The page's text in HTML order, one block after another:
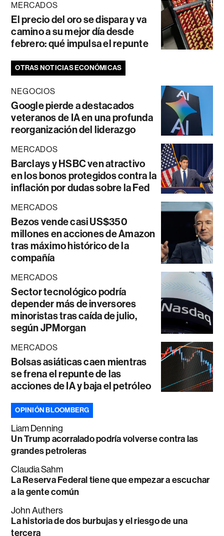
MERCADOS
El precio del oro se dispara y va
camino a su mejor día desde
febrero: qué impulsa el repunte
OTRAS NOTICIAS ECONÓMICAS
NEGOCIOS
Google pierde a destacados
veteranos de IA en una profunda
reorganización del liderazgo
MERCADOS
Barclays y HSBC ven atractivo
en los bonos protegidos contra la
inflación por dudas sobre la Fed
MERCADOS
Bezos vende casi US$350
millones en acciones de Amazon
tras máximo histórico de la
compañía
MERCADOS
Sector tecnológico podría
depender más de inversores
minoristas tras caída de julio,
según JPMorgan
MERCADOS
Bolsas asiáticas caen mientras
se frena el repunte de las
acciones de IA y baja el petróleo
OPINIÓN BLOOMBERG
Liam Denning
Un Trump acorralado podría volverse contra las
grandes petroleras
Claudia Sahm
La Reserva Federal tiene que empezar a escuchar
a la gente común
John Authers
La historia de dos burbujas y el riesgo de una
tercera